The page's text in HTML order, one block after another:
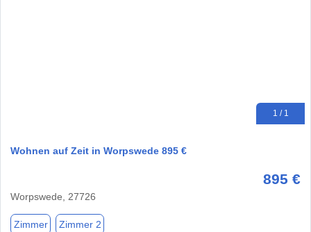
1 / 1
Wohnen auf Zeit in Worpswede 895 €
895 €
Worpswede, 27726
Zimmer Zimmer 2